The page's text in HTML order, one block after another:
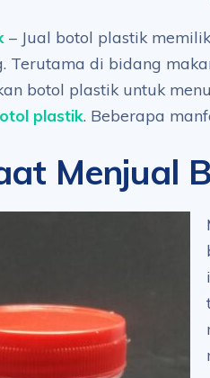
– Jual botol plastik
Terutama di bidang
botol plastik untuk
plastik. Beberapa
Menjual